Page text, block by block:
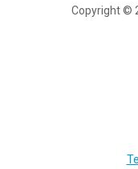
Copyright ©